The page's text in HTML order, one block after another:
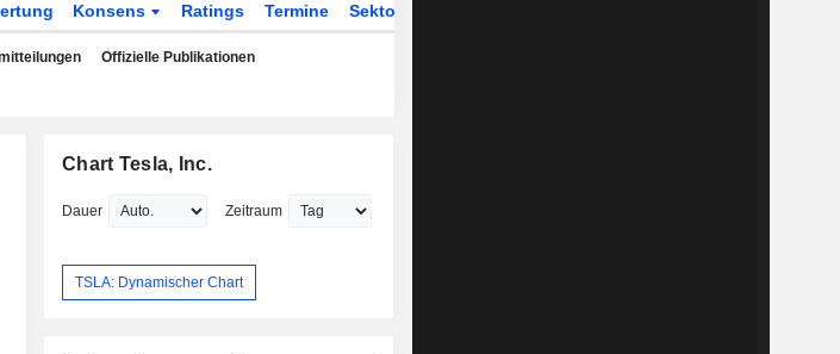
Konsens Ratings Termine Sektor
Offizielle Publikationen
Chart Tesla, Inc.
Dauer Zeitraum
TSLA: Dynamischer Chart